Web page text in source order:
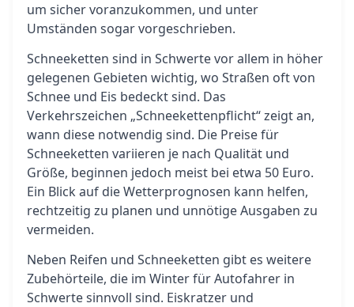
um sicher voranzukommen, und unter
Umständen sogar vorgeschrieben.
Schneeketten sind in Schwerte vor allem in höher
gelegenen Gebieten wichtig, wo Straßen oft von
Schnee und Eis bedeckt sind. Das
Verkehrszeichen „Schneekettenpflicht“ zeigt an,
wann diese notwendig sind. Die Preise für
Schneeketten variieren je nach Qualität und
Größe, beginnen jedoch meist bei etwa 50 Euro.
Ein Blick auf die Wetterprognosen kann helfen,
rechtzeitig zu planen und unnötige Ausgaben zu
vermeiden.
Neben Reifen und Schneeketten gibt es weitere
Zubehörteile, die im Winter für Autofahrer in
Schwerte sinnvoll sind. Eiskratzer und